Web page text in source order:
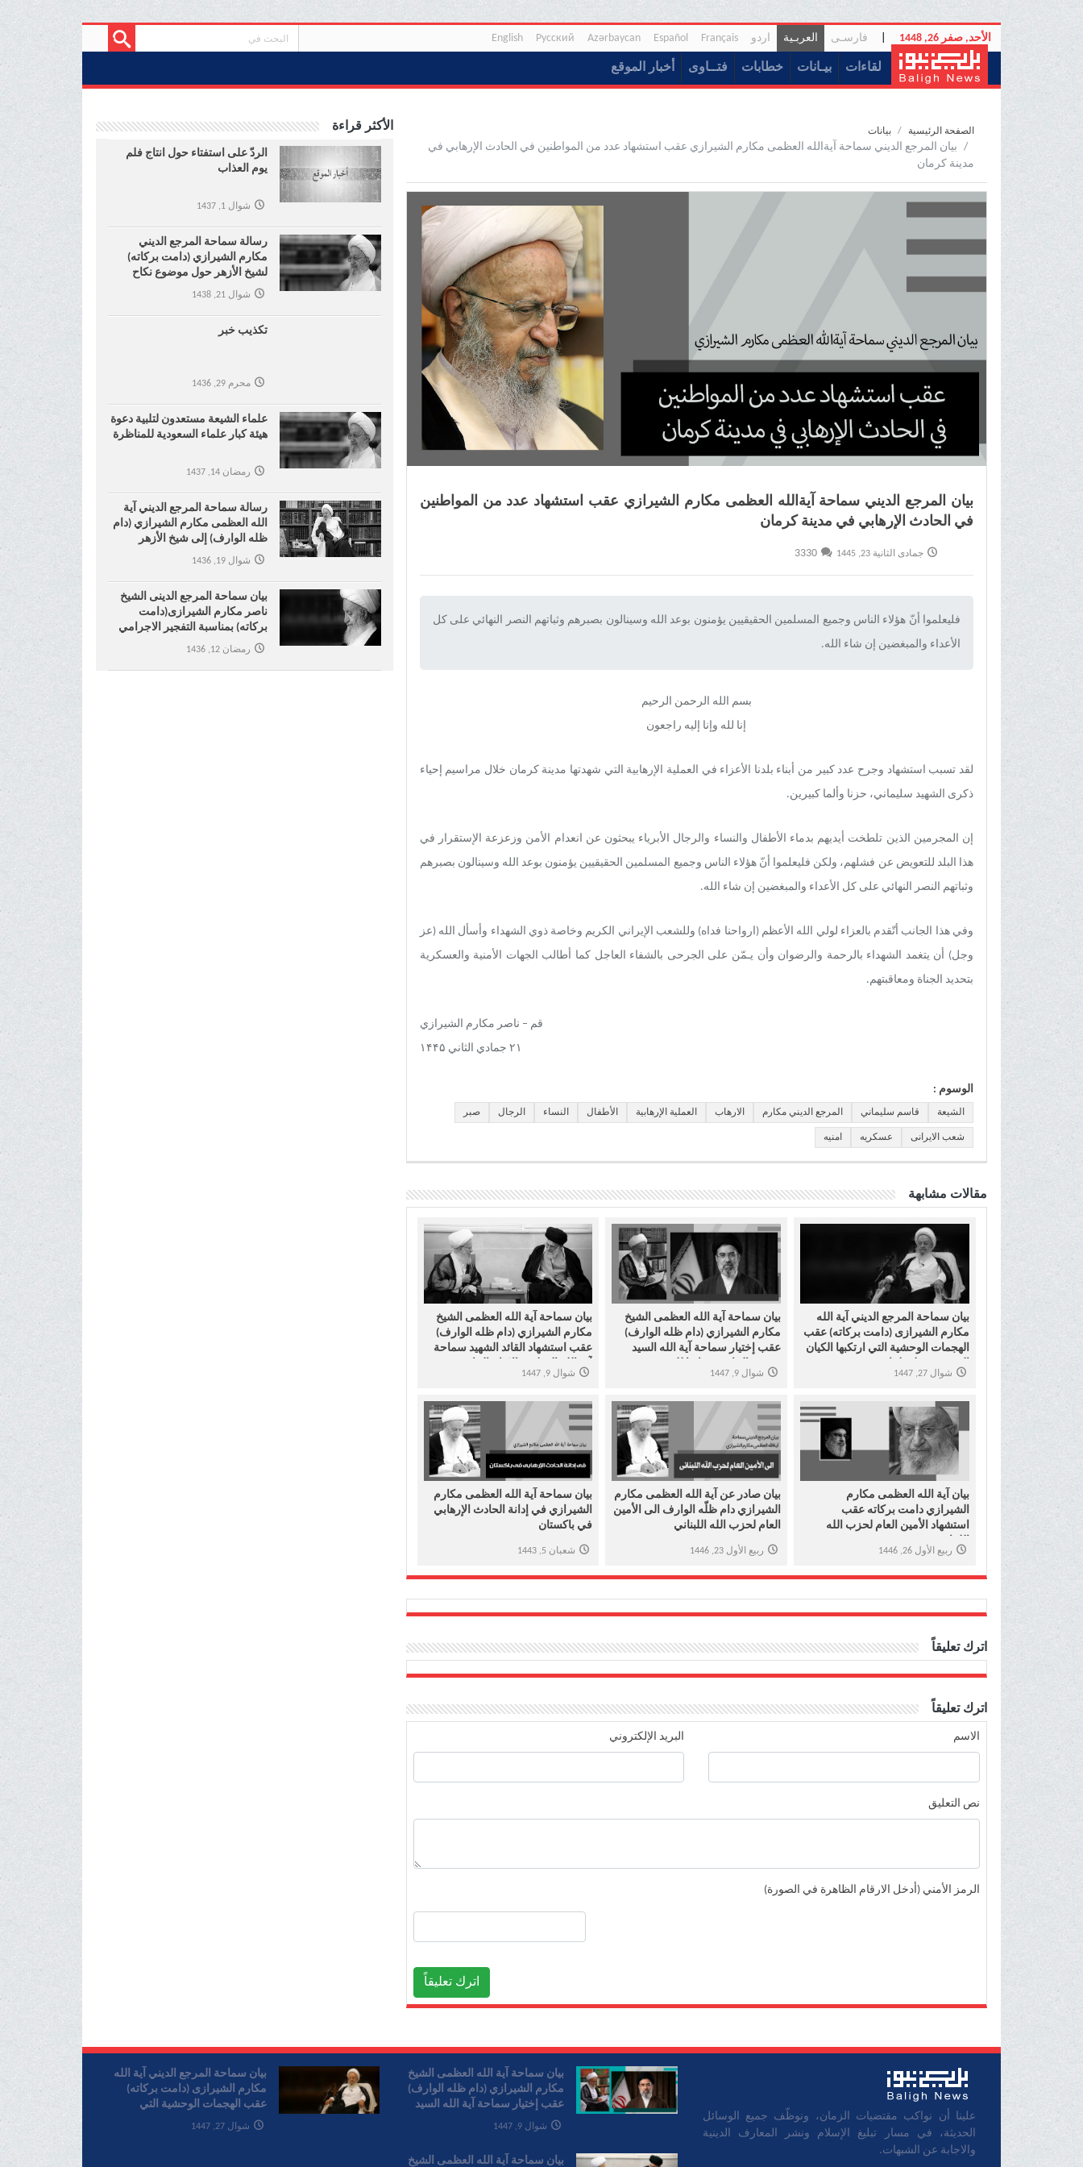
الأحد, صفر 26, 1448 فارسـی العربـیة اردو Français
Español
Azərbaycan
Русский
English
لقاءات بیـانات خطابات فتــاوی أخبار الموقع
الصفحة الرئيسية بیانات
بیان المرجع الدیني سماحة آیةالله العظمی مکارم الشیرازي عقب استشهاد عدد من المواطنین في الحادث الإرهابي في
مدینة کرمان
بیان المرجع الدیني سماحة آیةالله العظمی مکارم الشیرازي عقب استشهاد عدد من المواطنین
في الحادث الإرهابي في مدینة کرمان
جمادى الثانية 23, 1445 3330
فلیعلموا أنّ هؤلاء الناس وجميع المسلمين الحقيقيين يؤمنون بوعد الله وسینالون بصبرهم وثباتهم النصر النهائي علی کل
الأعداء والمبغضین إن شاء الله.‌
بسم الله الرحمن الرحیم
إنا لله وإنا إلیه راجعون
لقد تسبب استشهاد وجرح عدد كبير من أبناء بلدنا الأعزاء في العملية الإرهابية التي شهدتها مدينة كرمان خلال مراسیم إحیاء
ذکری الشهید سليماني، حزنا وألما كبيرين.
إن المجرمين الذين تلطخت أيديهم بدماء الأطفال والنساء والرجال الأبرياء يبحثون عن انعدام الأمن وزعزعة الإستقرار في
هذا البلد للتعويض عن فشلهم، ولكن فلیعلموا أنّ هؤلاء الناس وجميع المسلمين الحقيقيين يؤمنون بوعد الله وسینالون بصبرهم
وثباتهم النصر النهائي علی کل الأعداء والمبغضین إن شاء الله.
وفي هذا الجانب أتّقدم بالعزاء لولي الله الأعظم (ارواحنا فداه) وللشعب الإیراني الکریم وخاصة ذوي الشهداء وأسأل الله (عز
وجل) أن يتغمد الشهداء بالرحمة والرضوان وأن يـمّن على الجرحى بالشفاء العاجل کما أطالب الجهات الأمنیة والعسکریة
بتحديد الجناة ومعاقبتهم.
قم – ناصر مكارم الشيرازي
۲۱ جمادي الثاني ۱۴۴۵
الوسوم :
الشيعة قاسم سليماني المرجع الديني مكارم الارهاب العملية الإرهابية الأطفال النساء الرجال صبر
شعب الایرانی عسکریه امنیه
مقالات مشابهة
بیان سماحة المرجع الدیني آية الله
مکارم الشیرازی (دامت برکاته) عقب
الهجمات الوحشية التي ارتکبها الکيان
شوال 27, 1447
بیان سماحة آیة الله العظمی الشیخ
مکارم الشیرازي (دام ظله الوارف)
عقب إختیار سماحة آیة الله السید
الإسلامیة
شوال 9, 1447
بیان سماحة آیة الله العظمی الشیخ
مکارم الشیرازي (دام ظله الوارف)
عقب استشهاد القائد الشهید سماحة
شوال 9, 1447
بیان آية الله العظمى مكارم
الشيرازي دامت برکاته عقب
استشهاد الأمين العام لحزب الله
ربيع الأول 26, 1446
بیان صادر عن آية الله العظمى مكارم
الشيرازي دام ظلّه الوارف الی الأمين
العام لحزب الله اللبناني
ربيع الأول 23, 1446
بیان سماحة آیة الله العظمی مکارم
الشیرازي في إدانة الحادث الإرهابي
في باکستان
شعبان 5, 1443
اترك تعليقاً
اترك تعليقاً
الاسم البريد الإلكتروني
نص التعليق
الرمز الأمني (أدخل الارقام الظاهرة في الصورة)
اترك تعليقاً
الأكثر قراءة
الردّ على استفتاء حول انتاج فلم
يوم العذاب
شوال 1, 1437
رسالة سماحة المرجع الديني
مكارم الشيرازي (دامت بركاته)
لشيخ الأزهر حول موضوع نكاح
المتعة !
شوال 21, 1438
تكذيب خبر
محرم 29, 1436
علماء الشيعة مستعدون لتلبية دعوة
هيئة كبار علماء السعودية للمناظرة
رمضان 14, 1437
رسالة سماحة المرجع الديني آية
الله العظمى مكارم الشيرازي (دام
ظله الوارف) إلى شيخ الأزهر
شوال 19, 1436
بیان سماحة المرجع الدینی الشیخ
ناصر مکارم الشیرازی(دامت
برکاته) بمناسبة التفجیر الاجرامي
في مسجد الإمام الصادق في
الکویت
رمضان 12, 1436
علينا أن نواكب مقتضيات الزمان، ونوظّف جميع الوسائل
الحديثة، في مسار تبليغ الإسلام ونشر المعارف الدينية
والاجابة عن الشبهات.
بیان سماحة آیة الله العظمی الشیخ
مکارم الشیرازي (دام ظله الوارف)
عقب إختیار سماحة آیة الله السید
مجتبی الخامنئي قائدا للثورة
الإسلامیة
شوال 9, 1447
بیان سماحة المرجع الدیني آية الله
مکارم الشیرازی (دامت برکاته)
عقب الهجمات الوحشية التي
ارتکبها الکيان الصهیوني علی لبنان
شوال 27, 1447
بیان سماحة آیة الله العظمی الشیخ